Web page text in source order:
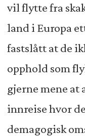
vil flytte fra
land i Europa
fastslått at de
opphold som
gjerne mene
innreise hvor
demagogisk